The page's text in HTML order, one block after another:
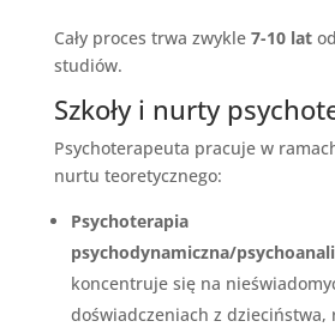
Cały proces trwa zwykle 7-10 lat
studiów.
Szkoły i nurty
Psychoterapeuta pracuje w
nurtu teoretycznego:
Psychoterapia
psychodynamiczna/
koncentruje się na
doświadczeniach z dzieciństwa,